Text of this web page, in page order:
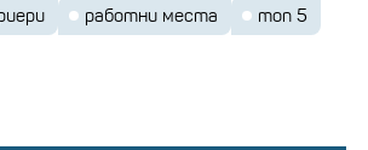
работни места топ 5